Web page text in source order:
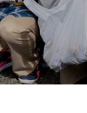
8月花火
高齢者等